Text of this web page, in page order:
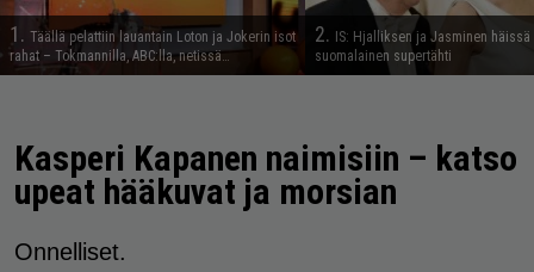
1. Täällä pelattiin lauantain Loton ja Jokerin isot
rahat – Tokmannilla, ABC:lla, netissä…
2.
IS: Hjalliksen ja Jasminen häissä
suomalainen supertähti
Kasperi Kapanen naimisiin – katso
upeat hääkuvat ja morsian
Onnelliset.